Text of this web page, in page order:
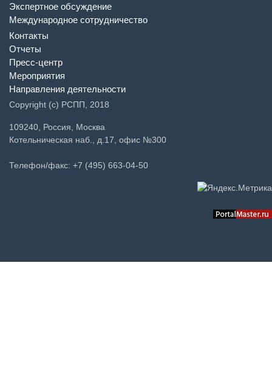
Экспертное обсуждение
Международное сотрудничество
Контакты
Отчеты
Пресс-центр
Мероприятия
Направления деятельности
Copyright (c) РСПП, 2018
109240, Россия, Москва
Котельническая наб., д.17, офис №300
Телефон/факс: +7 (495) 663-04-50